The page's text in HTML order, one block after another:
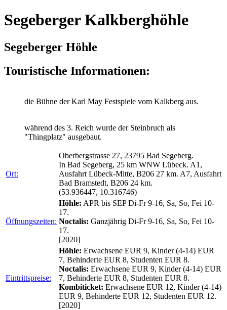
Segeberger Kalkberghöhle
Segeberger Höhle
Touristische Informationen:
die Bühne der Karl May Festspiele vom Kalkberg aus.
während des 3. Reich wurde der Steinbruch als
"Thingplatz" ausgebaut.
Ort:
Oberbergstrasse 27, 23795 Bad Segeberg.
In Bad Segeberg, 25 km WNW Lübeck. A1,
Ausfahrt Lübeck-Mitte, B206 27 km. A7, Ausfahrt
Bad Bramstedt, B206 24 km.
(53.936447, 10.316746)
Öffnungszeiten:
Höhle: APR bis SEP Di-Fr 9-16, Sa, So, Fei 10-
17.
Noctalis: Ganzjährig Di-Fr 9-16, Sa, So, Fei 10-
17.
[2020]
Eintrittspreise:
Höhle: Erwachsene EUR 9, Kinder (4-14) EUR
7, Behinderte EUR 8, Studenten EUR 8.
Noctalis: Erwachsene EUR 9, Kinder (4-14) EUR
7, Behinderte EUR 8, Studenten EUR 8.
Kombiticket: Erwachsene EUR 12, Kinder (4-14)
EUR 9, Behinderte EUR 12, Studenten EUR 12.
[2020]